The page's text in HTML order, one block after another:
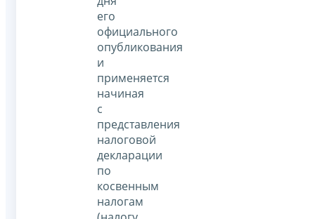
его
официального
опубликования
и
применяется
начиная
с
представления
налоговой
декларации
по
косвенным
налогам